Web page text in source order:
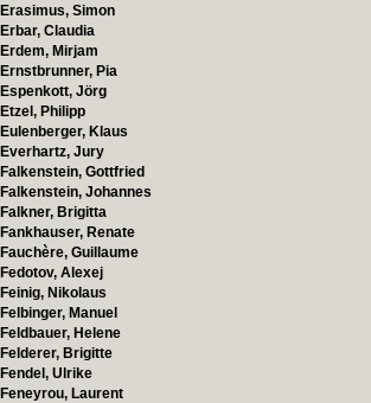
Erasimus, Simon
Erbar, Claudia
Erdem, Mirjam
Ernstbrunner, Pia
Espenkott, Jörg
Etzel, Philipp
Eulenberger, Klaus
Everhartz, Jury
Falkenstein, Gottfried
Falkenstein, Johannes
Falkner, Brigitta
Fankhauser, Renate
Fauchère, Guillaume
Fedotov, Alexej
Feinig, Nikolaus
Felbinger, Manuel
Feldbauer, Helene
Felderer, Brigitte
Fendel, Ulrike
Feneyrou, Laurent